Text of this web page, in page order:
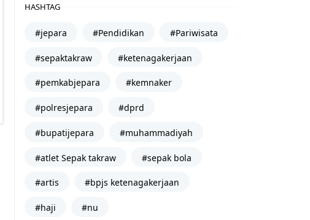
HASHTAG
#jepara #Pendidikan #Pariwisata
#sepaktakraw #ketenagakerjaan
#pemkabjepara #kemnaker
#polresjepara #dprd
#bupatijepara #muhammadiyah
#atlet Sepak takraw #sepak bola
#artis #bpjs ketenagakerjaan
#haji #nu